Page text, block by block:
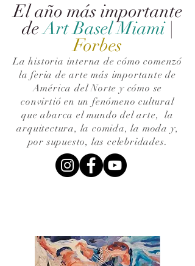
El año más importante
de Art Basel Miami |
Forbes
La historia interna de cómo comenzó
la feria de arte más importante de
América del Norte y cómo se
convirtió en un fenómeno cultural
que abarca el mundo del arte,la
arquitectura, la comida, la moda y,
por supuesto, las celebridades.